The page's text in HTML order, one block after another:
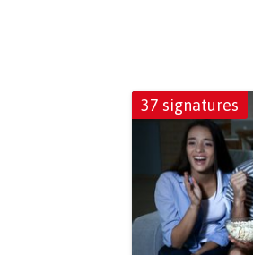
37 signatures